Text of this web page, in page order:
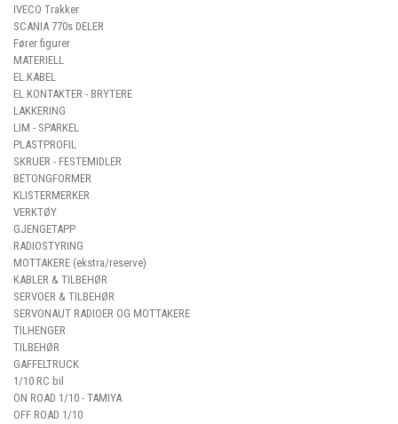
IVECO Trakker
SCANIA 770s DELER
Fører figurer
MATERIELL
EL.KABEL
EL.KONTAKTER - BRYTERE
LAKKERING
LIM - SPARKEL
PLASTPROFIL
SKRUER - FESTEMIDLER
BETONGFORMER
KLISTERMERKER
VERKTØY
GJENGETAPP
RADIOSTYRING
MOTTAKERE (ekstra/reserve)
KABLER & TILBEHØR
SERVOER & TILBEHØR
SERVONAUT RADIOER OG MOTTAKERE
TILHENGER
TILBEHØR
GAFFELTRUCK
1/10 RC bil
ON ROAD 1/10 - TAMIYA
OFF ROAD 1/10